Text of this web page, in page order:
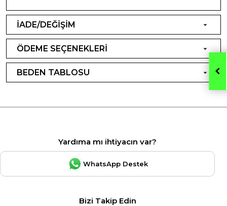
İADE/DEĞİŞİM
ÖDEME SEÇENEKLERİ
BEDEN TABLOSU
Yardıma mı ihtiyacın var?
WhatsApp Destek
Bizi Takip Edin